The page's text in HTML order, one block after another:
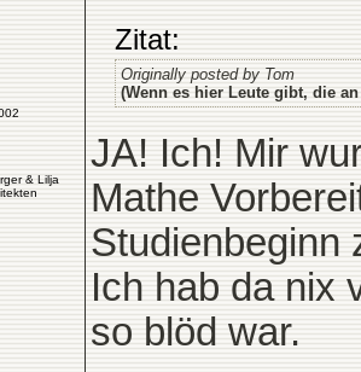
& Lilja
Zitat:
Originally posted by Tom
(Wenn es hier Leute gibt, die
JA! Ich! Mir
Mathe
Studienbeginn
Ich hab da nix
so blöd war.